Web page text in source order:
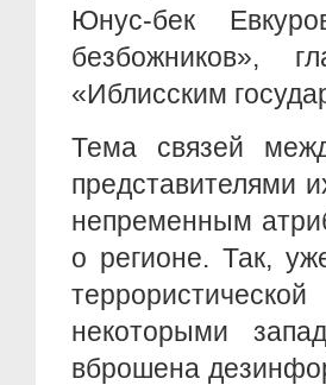
Юнус-бек
безбожников»,
«Иблисским
Тема связей
представителями
непременным
о регионе. Так,
некоторыми
вброшена